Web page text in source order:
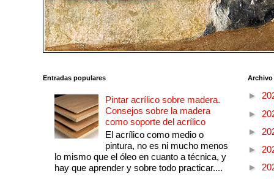
Entradas populares
Pintar acrílico sobre madera.
Consejos sobre la madera
como soporte del acrílico
El acrílico como medio o
pintura, no es ni mucho menos
lo mismo que el óleo en cuanto a técnica, y
hay que aprender y sobre todo practicar....
►
►
►
►
►